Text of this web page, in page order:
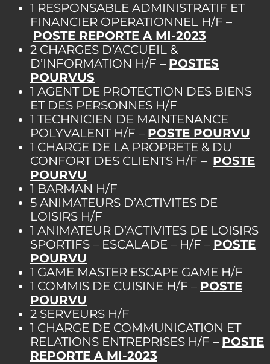
1 RESPONSABLE ADMINISTRATIF ET
FINANCIER OPERATIONNEL H/F –
POSTE REPORTE A MI-2023
2 CHARGES D’ACCUEIL &
D’INFORMATION H/F – POSTES
POURVUS
1 AGENT DE PROTECTION DES BIENS
ET DES PERSONNES H/F
1 TECHNICIEN DE MAINTENANCE
POLYVALENT H/F – POSTE POURVU
1 CHARGE DE LA PROPRETE & DU
CONFORT DES CLIENTS H/F – POSTE
POURVU
1 BARMAN H/F
5 ANIMATEURS D’ACTIVITES DE
LOISIRS H/F
1 ANIMATEUR D’ACTIVITES DE LOISIRS
SPORTIFS – ESCALADE – H/F – POSTE
POURVU
1 GAME MASTER ESCAPE GAME H/F
1 COMMIS DE CUISINE H/F – POSTE
POURVU
2 SERVEURS H/F
1 CHARGE DE COMMUNICATION ET
RELATIONS ENTREPRISES H/F – POSTE
REPORTE A MI-2023